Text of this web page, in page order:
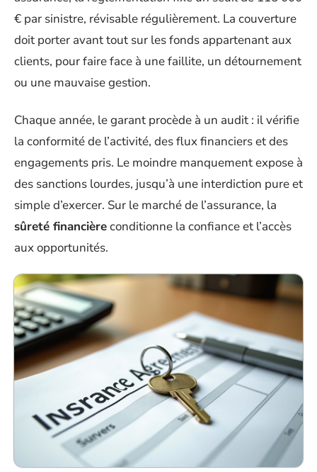
€ par sinistre, révisable régulièrement. La couverture
doit porter avant tout sur les fonds appartenant aux
clients, pour faire face à une faillite, un détournement
ou une mauvaise gestion.
Chaque année, le garant procède à un audit : il vérifie
la conformité de l’activité, des flux financiers et des
engagements pris. Le moindre manquement expose à
des sanctions lourdes, jusqu’à une interdiction pure et
simple d’exercer. Sur le marché de l’assurance, la
sûreté financièreconditionne la confiance et l’accès
aux opportunités.